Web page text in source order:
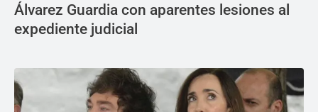
Álvarez Guardia con aparentes lesiones al
expediente judicial